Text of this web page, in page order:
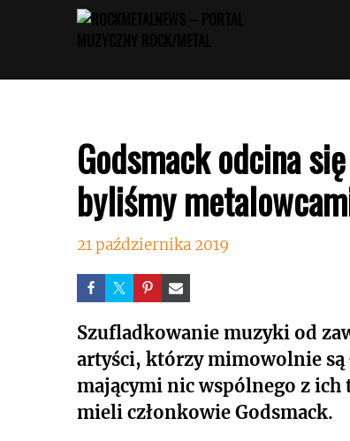
Godsmack odcina
byliśmy
21 października 2019
Szufladkowanie muzyki od
artyści, którzy mimowolnie są
mającymi nic wspólnego z ich
mieli członkowie Godsmack.